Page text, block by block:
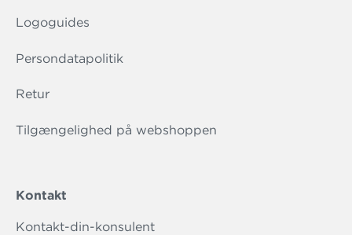
Logoguides
Persondatapolitik
Retur
Tilgængelighed på webshoppen
Kontakt
Kontakt-din-konsulent